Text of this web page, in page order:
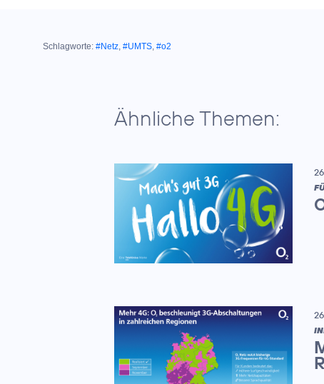
Schlagworte: #Netz #UMTS #o2
Ähnliche Themen: